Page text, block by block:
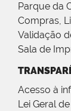
Parque da
Compras,
Validação
Sala de
Acesso à
Lei Geral